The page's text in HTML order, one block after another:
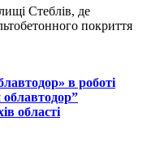
Стеблів, де
покриття
в роботі
області